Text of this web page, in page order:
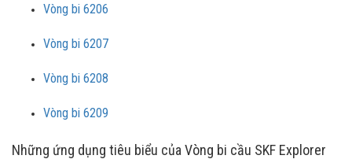
Vòng bi 6206
Vòng bi 6207
Vòng bi 6208
Vòng bi 6209
Những ứng dụng tiêu biểu của Vòng bi cầu SKF Explorer